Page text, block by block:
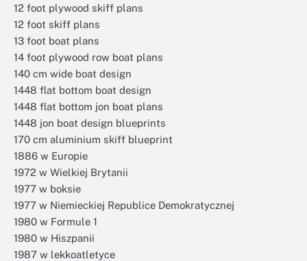
12 foot plywood skiff plans
12 foot skiff plans
13 foot boat plans
14 foot plywood row boat plans
140 cm wide boat design
1448 flat bottom boat design
1448 flat bottom jon boat plans
1448 jon boat design blueprints
170 cm aluminium skiff blueprint
1886 w Europie
1972 w Wielkiej Brytanii
1977 w boksie
1977 w Niemieckiej Republice Demokratycznej
1980 w Formule 1
1980 w Hiszpanii
1987 w lekkoatletyce